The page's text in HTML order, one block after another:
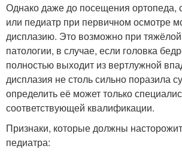
Однако даже до посещения ортопеда,
или педиатр при первичном осмотре
дисплазию. Это возможно при
патологии, в случае, если головка
полностью выходит из вертлужной
дисплазия не столь сильно поразила
определить её может только
соответствующей квалификации.
Признаки, которые должны
педиатра: